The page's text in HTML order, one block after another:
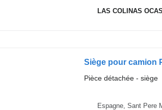
LAS COLINAS
Siège pour camion
Pièce détachée - siège
Espagne, Sant Pere